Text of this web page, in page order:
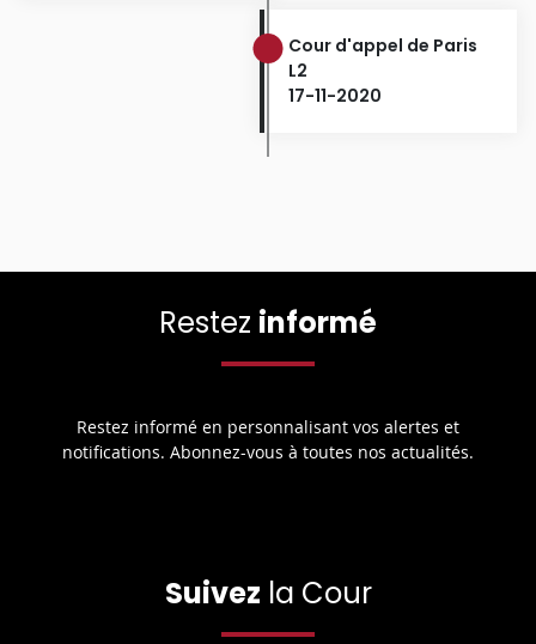
Cour d'appel de Paris
L2
17-11-2020
Restez informé
Restez informé en personnalisant vos alertes et
notifications. Abonnez-vous à toutes nos actualités.
Suivez la Cour